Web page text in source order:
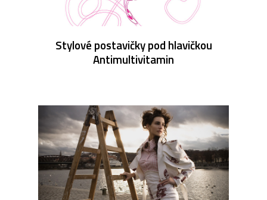
Stylové postavičky pod hlavičkou
Antimultivitamin